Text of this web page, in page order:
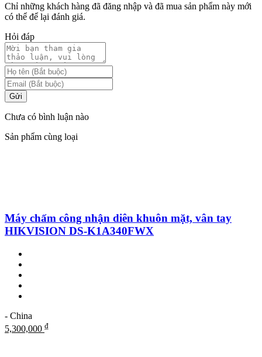
Chỉ những khách hàng đã đăng nhập và đã mua sản phẩm này mới
có thể để lại đánh giá.
Hỏi đáp
Gửi
Chưa có bình luận nào
Sản phẩm cùng loại
Máy chấm công nhận diên khuôn mặt, vân tay
HIKVISION DS-K1A340FWX
- China
5,300,000 ₫